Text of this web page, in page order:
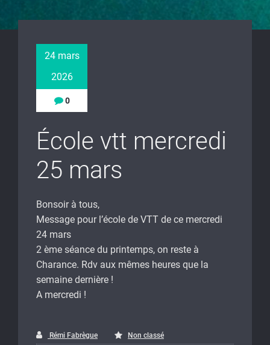
24 mars
2026
0
École vtt mercredi
25 mars
Bonsoir à tous,
Message pour l’école de VTT de ce mercredi
24 mars
2 ème séance du printemps, on reste à
Charance. Rdv aux mêmes heures que la
semaine dernière !
A mercredi !
Rémi Fabrègue Non classé